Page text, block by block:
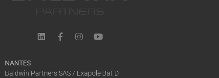
NANTES
Baldwin Partners SAS / Exapole Bat D